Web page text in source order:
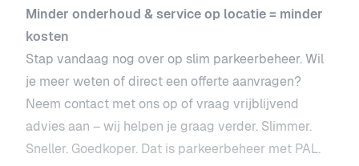
Minder onderhoud & service op locatie = minder
kosten
Stap vandaag nog over op slim parkeerbeheer. Wil
je meer weten of direct een offerte aanvragen?
Neem contact met ons op of vraag vrijblijvend
advies aan – wij helpen je graag verder. Slimmer.
Sneller. Goedkoper. Dat is parkeerbeheer met PAL.